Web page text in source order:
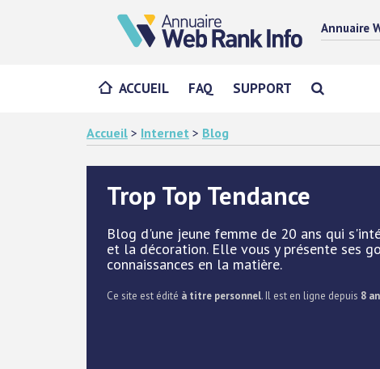
Annuaire
ACCUEIL FAQ SUPPORT
Accueil > Internet > Blog
Trop Top Tendance
Blog d'une jeune femme de 20 ans qui
et la décoration. Elle vous y présente ses
connaissances en la matière.
Ce site est édité à titre personnel. Il est en ligne depuis 8